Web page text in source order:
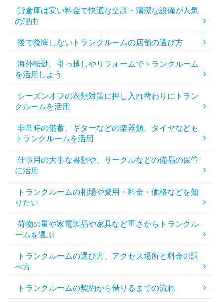
貸倉庫は安い料金で快適な空調・清潔な設備が人気
の理由
後で後悔しないトランクルームの店舗の選び方
海外転勤、引っ越しやリフォームでトランクルーム
を活用しよう
シーズンオフの衣類対策に押し入れ替わりにトラン
クルームを活用
非常時の備蓄、ギターなどの楽器類、タイヤなども
トランクルームを活用
仕事用の大事な書類や、サークルなどの備品の保管
に活用
トランクルームの相場や費用・料金・価格などを知
りたい
荷物の量や家電製品や家具など重さからトランクル
ームを選ぶ
トランクルームの選び方、アクセス場所と料金の調
べ方
トランクルームの契約から借りるまでの流れ